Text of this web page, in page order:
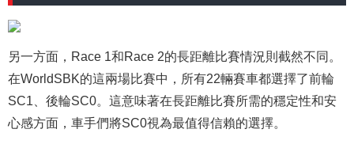
另一方面，Race 1和Race 2的長距離比賽情況則截然不同。
在WorldSBK的這兩場比賽中，所有22輛賽車都選擇了前輪
SC1、後輪SC0。這意味著在長距離比賽所需的穩定性和安
心感方面，車手們將SC0視為最值得信賴的選擇。